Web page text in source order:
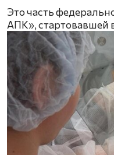
Это часть
АПК», стартовавшей